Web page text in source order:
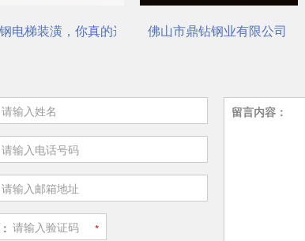
电梯装潢，你真的选对了吗？佛山市鼎钻钢业有限公司，
留言内容：